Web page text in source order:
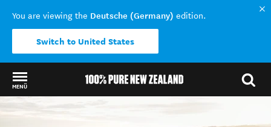
You are viewing the Deutsche (Germany) edition.
Switch to United States
MENÜ
Back to my results